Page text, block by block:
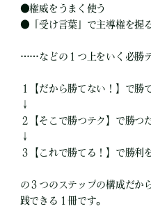
●権威をうまく使う
● 「受け言葉」で主導権を握
……などの１つ上をいく必勝
１【だから勝てない！】で勝
↓
２【そこで勝つテク】で勝つ
↓
３【これで勝てる！】で勝利
の３つのステップの構成だか
践できる１冊です。